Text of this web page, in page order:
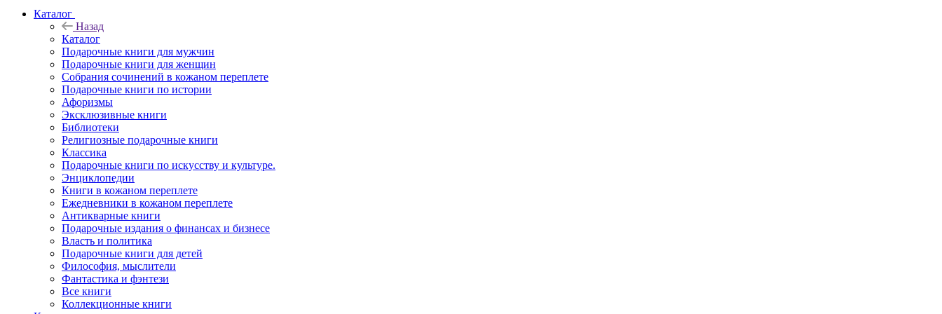
Каталог
Назад
Каталог
Подарочные книги для мужчин
Подарочные книги для женщин
Собрания сочинений в кожаном переплете
Подарочные книги по истории
Афоризмы
Эксклюзивные книги
Библиотеки
Религиозные подарочные книги
Классика
Подарочные книги по искусству и культуре.
Энциклопедии
Книги в кожаном переплете
Ежедневники в кожаном переплете
Антикварные книги
Подарочные издания о финансах и бизнесе
Власть и политика
Подарочные книги для детей
Философия, мыслители
Фантастика и фэнтези
Все книги
Коллекционные книги